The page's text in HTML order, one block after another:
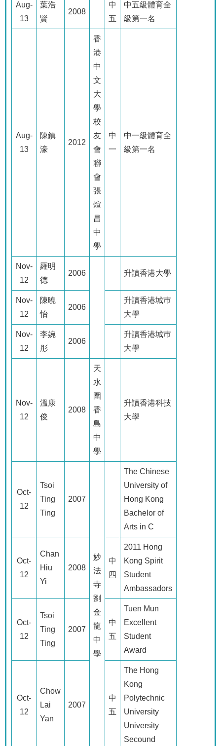
Aug-
13
葉浩
賢
2008
中
五
中五級體育全
級第一名
Aug-
13
陳鎮
濠
2012
香
港
中
文
大
學
校
友
會
聯
會
張
煊
昌
中
學
中
一
中一級體育全
級第一名
Nov-
12
羅明
德
2006 升讀香港大學
Nov-
12
陳曉
怡
2006
升讀香港城巿
大學
Nov-
12
李婉
彤
2006
升讀香港城巿
大學
Nov-
12
溫康
俊
2008
天
水
圍
香
島
中
學
升讀香港科技
大學
Oct-
12
Tsoi
Ting
Ting
2007
妙
法
寺
劉
金
龍
中
學
The Chinese
University of
Hong Kong
Bachelor of
Arts in C
Oct-
12
Chan
Hiu
Yi
2008
中
四
2011 Hong
Kong Spirit
Student
Ambassadors
Oct-
12
Tsoi
Ting
Ting
2007
中
五
Tuen Mun
Excellent
Student
Award
Oct-
12
Chow
Lai
Yan
2007
中
五
The Hong
Kong
Polytechnic
University
University
Secound